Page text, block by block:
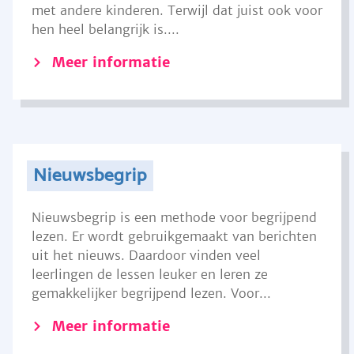
met andere kinderen. Terwijl dat juist ook voor
hen heel belangrijk is....
Meer informatie
Nieuwsbegrip
Nieuwsbegrip is een methode voor begrijpend
lezen. Er wordt gebruikgemaakt van berichten
uit het nieuws. Daardoor vinden veel
leerlingen de lessen leuker en leren ze
gemakkelijker begrijpend lezen. Voor...
Meer informatie